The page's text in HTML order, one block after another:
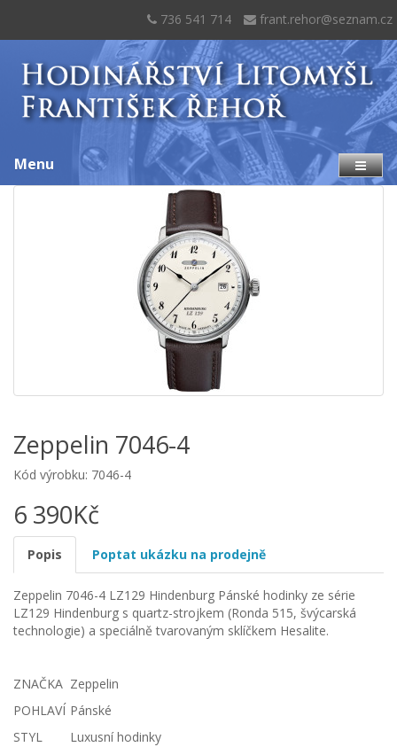
736 541 714 frant.rehor@seznam.cz
Menu
Zeppelin 7046-4
Kód výrobku: 7046-4
6 390Kč
Popis Poptat ukázku na prodejně
Zeppelin 7046-4 LZ129 Hindenburg Pánské hodinky ze série
LZ129 Hindenburg s quartz-strojkem (Ronda 515, švýcarská
technologie) a speciálně tvarovaným sklíčkem Hesalite.
ZNAČKA Zeppelin
POHLAVÍ Pánské
STYL
Luxusní hodinky